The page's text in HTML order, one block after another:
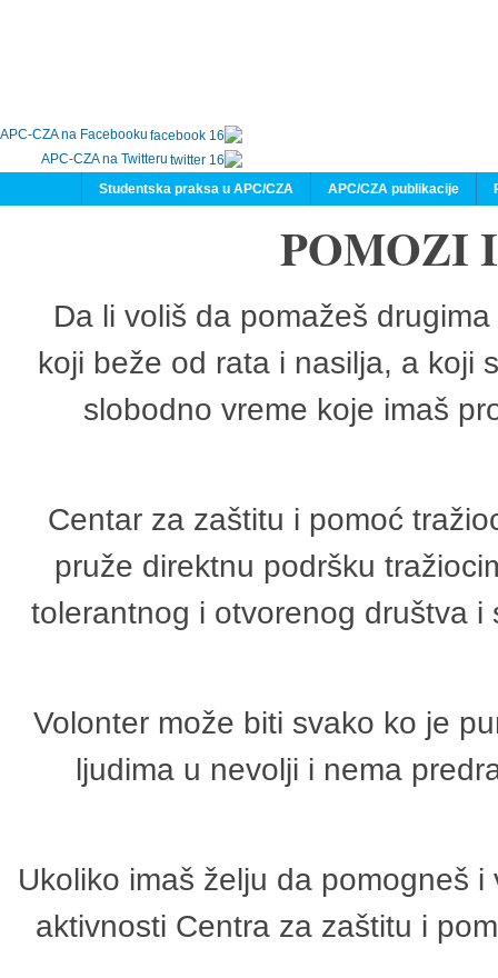
APC-CZA na Facebooku
APC-CZA na Twitteru
APC/CZA publikacije
Studentska praksa u APC/CZA
POMOZI
Da li voliš da pomažeš
koji beže od rata i nasilja, a koji
slobodno vreme koje imaš
Centar za zaštitu i pomoć
pruže direktnu podršku
tolerantnog i otvorenog društva
Volonter može biti svako ko je
ljudima u nevolji i nema
Ukoliko imaš želju da pomogneš
aktivnosti Centra za zaštitu i